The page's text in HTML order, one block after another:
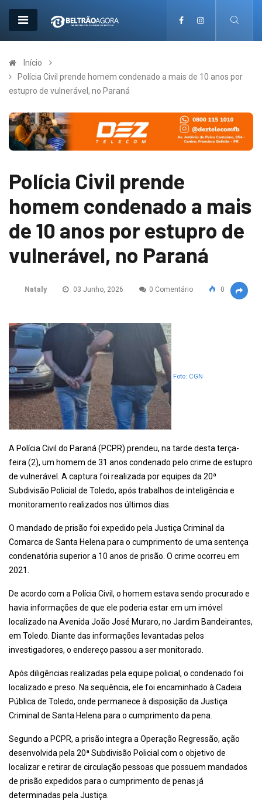
Início
Polícia Civil prende homem condenado a mais de 10 anos por
estupro de vulnerável, no Paraná
Polícia Civil prende
homem condenado a mais
de 10 anos por estupro de
vulnerável, no Paraná
Nataly 03 Junho, 2026 0 Comentário 0
Foto: CGN
A Polícia Civil do Paraná (PCPR) prendeu, na tarde desta terça-
feira (2), um homem de 31 anos condenado pelo crime de estupro
de vulnerável. A captura foi realizada por equipes da 20ª
Subdivisão Policial de Toledo, após trabalhos de inteligência e
monitoramento realizados nos últimos dias.
O mandado de prisão foi expedido pela Justiça Criminal da
Comarca de Santa Helena para o cumprimento de uma sentença
condenatória superior a 10 anos de prisão. O crime ocorreu em
2021.
De acordo com a Polícia Civil, o homem estava sendo procurado e
havia informações de que ele poderia estar em um imóvel
localizado na Avenida João José Muraro, no Jardim Bandeirantes,
em Toledo. Diante das informações levantadas pelos
investigadores, o endereço passou a ser monitorado.
Após diligências realizadas pela equipe policial, o condenado foi
localizado e preso. Na sequência, ele foi encaminhado à Cadeia
Pública de Toledo, onde permanece à disposição da Justiça
Criminal de Santa Helena para o cumprimento da pena.
Segundo a PCPR, a prisão integra a Operação Regressão, ação
desenvolvida pela 20ª Subdivisão Policial com o objetivo de
localizar e retirar de circulação pessoas que possuem mandados
de prisão expedidos para o cumprimento de penas já
determinadas pela Justiça.